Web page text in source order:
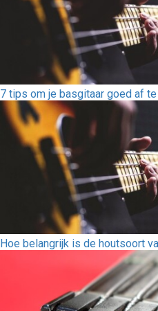
7 tips om je basgitaar goed af
Hoe belangrijk is de houtsoort